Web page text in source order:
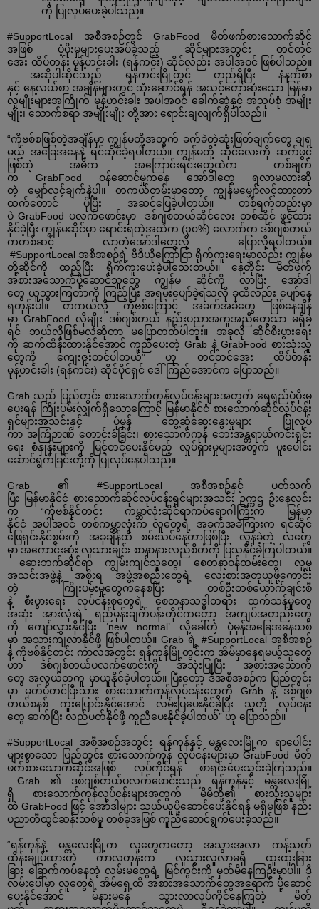
ကို ပြုလုပ်ပေးခဲ့ပါသည်။
#SupportLocal အစီအစဉ်တွင် GrabFoodမိတ်ဖက်စားသောက်ဆိုင်
အဖြစ်
ပံ့ပိုးမှုများပေးအပ်ခဲ့သည့် ဆိုင်များအတွင်း
တင်တင်
အေး ထိပ်တန်း မုန့်ဟင်းခါး (ရန်ကင်း) ဆိုင်လည်း အပါအဝင် ဖြစ်ပါသည်။
အဆိုပါဆိုင်သည်
ရန်ကင်းမြို့တွင် တည်ရှိပြီး
နံနက်စာ
နှင့် နေ့လယ်စာ အချိန်များတွင် သုံးဆောင်ရန် အသင့်တော်ဆုံးသော မြန်မာ
လူမျိုးများအကြိုက် မုန့်ဟင်းခါး အပါအဝင် ခေါက်ဆွဲနှင့် အသုပ်စုံ အမျိုး
မျိုး၊ သောက်စရာ အမျိုးမျိုး တို့အား ရောင်းချလျက်ရှိပါသည်။
“ကိုဗစ်စဖြစ်တဲ့အချိန်မှာ ကျွန်မတို့အတွက် ခက်ခဲတဲ့ဆုံးဖြတ်ချက်တွေ ချရ
မယ့်
အခြေအနေနဲ့ ရင်ဆိုင်ခဲ့ရပါတယ်။ ကျွန်မတို့ ဆိုင်လေးကို
ဆက်ဖွင့်
ဖြစ်တဲ့
အဓိက အကြောင်းရင်းတွေထဲက
တစ်ချက်
က GrabFood ဝန်ဆောင်မှုကနေ အော်ဒါတွေ
ရလာမလားဆို
တဲ့
မျှော်လင့်ချက်နဲ့ပါ။ တကယ်တမ်းမှာတော့
ကျွန်မမျှော်လင့်ထားတာ
ထက်တောင်
ပိုပြီး အဆင်ပြေခဲ့ပါတယ်။
တစ်ရက်တည်းမှာ
ပဲ GrabFood ပလက်ဖောင်းမှာ ဒစ်ဂျစ်တယ်ဆိုင်လေး တစ်ဆိုင် ဖွင့်ထား
နိုင်ခဲ့ပြီး ကျွန်မဆိုင်မှာ ရောင်းရတဲ့အထဲက (၃၀%) လောက်က ဒစ်ဂျစ်တယ်
ကတစ်ဆင့်
လာတဲ့အော်ဒါတွေလို့
ပြောလို့ရပါတယ်။
#SupportLocal အစီအစဉ်ရဲ့ ဗီဒီယိုကြော်ငြာ ရိုက်ကူးရေးမှာလည်း ကျွန်မ
တို့ဆိုင်ကို
ထည့်ပြီး ရိုက်ကူးပေးခဲ့ပါသေးတယ်။ နေ့တိုင်း
မိတ်ဖက်
အစားအသောက်ပို့ဆောင်သူတွေ
ကျွန်မ ဆိုင်ကို လာပြီး
အော်ဒါ
တွေ ယူသွားကြတာကို ကြည့်ပြီး အရမ်းပျော်ခဲ့ရသလို ခုထိလည်း ပျော်နေ
ရတုန်းပါ။
တကယ်လို့ ကိုဗစ်ကြောင့် အခက်အခဲတွေ
ဖြစ်နေချိန်
မှာ GrabFoodလိုမျိုး ဒစ်ဂျစ်တယ် နည်းပညာအကူအညီတွေသာ မရှိခဲ့
ရင်
ဘယ်လိုဖြစ်မလဲဆိုတာ မပြောတတ်ပါဘူး။ အခုလို
ဆိုင်စီးပွားရေး
ကို ဆက်ထိန်းထားနိုင်အောင် ကူညီပေးတဲ့ Grab နဲ့GrabFood စားသုံးသူ
တွေကို
ကျေးဇူးတင်ပါတယ်” ဟု တင်တင်အေး
ထိပ်တန်း
မုန့်ဟင်းခါး (ရန်ကင်း) ဆိုင်ပိုင်ရှင် ဒေါ်ကြည်အောင်က ပြောသည်။
Grab သည် ပြည်တွင်း စားသောက်ကုန်လုပ်ငန်းများအတွက် ရေရှည်ပံ့ပိုးမှု
ပေးရန် ကြိုးပမ်းလျှက်ရှိသောကြောင့် မြန်မာနိုင်ငံ စားသောက်ဆိုင်လုပ်ငန်း
ရှင်များအသင်းနှင့်
ပုံမှန် တွေ့ဆုံဆွေးနွေးမှုများ
ပြုလုပ်
ကာ အကြံဉာဏ် တောင်းခံခြင်း၊ စားသောက်ကုန် ဘေးအန္တရာယ်ကင်းရှင်း
ရေး
စံနှုန်းများကို မြှင့်တင်ပေးနိုင်မည့် လှုပ်ရှားမှုများအတွက်
ပူးပေါင်း
ဆောင်ရွက်ခြင်းတို့ကို ပြုလုပ်နေပါသည်။
Grab ၏ #SupportLocal အစီအစဉ်နှင့်
ပတ်သက်
ပြီး
မြန်မာနိုင်ငံ စားသောက်ဆိုင်လုပ်ငန်းရှင်များအသင်း ဥက္ကဌ ဦးနေလင်း
က “ကိုဗစ်နိုင်တင်း ကမ္ဘာလုံးဆိုင်ရာကပ်ရောဂါကြီးက
မြန်မာ
နိုင်ငံ
အပါအဝင် တစ်ကမ္ဘာလုံးက လူတွေရဲ့ အခက်အခဲကြားက ရင်ဆိုင်
ဖြေရှင်းနိုင်စွမ်းကို
အခုချိန်ထိ စမ်းသပ်နေတာဖြစ်ပြီး လွန်ခဲ့တဲ့
လတွေ
မှာ အကောင်းဆုံး လူသားချင်း စာနာနားလည်စိတ်ကို ပြသနိုင်ခဲ့ကြပါတယ်။
ဆေးဘက်ဆိုင်ရာ
ကျွမ်းကျင်သူတွေ၊ စေတနာ့ဝန်ထမ်းတွေ၊
လူမှု
အသင်းအဖွဲ့နဲ့
အစိုးရ အဖွဲ့အစည်းတွေရဲ့
လေးစားအတုယူဖို့ကောင်း
တဲ့
ကြိုးပမ်းမှုတွေကနေစပြီး
တစ်ဦးတစ်ယောက်ချင်းစီ
နဲ့
စီးပွားရေး လုပ်ငန်းစုတွေရဲ့ စေတနာသဒ္ဓါတရား
ထက်သန်မှုတွေ
အဆုံး
အားလုံးရဲ့ ရည်မှန်းချက်ပန်းတိုင်ကတော့
အကျပ်အတည်းတွေ
ကို
ကျော်လွှားနိုင်ပြီး ‘new normal’ လို့ခေါ်တဲ့
ပုံမှန်အခြေအနေသစ်
မှာ အသားကျလာနိုင်ဖို့ ဖြစ်ပါတယ်။ Grab ရဲ့ #SupportLocal အစီအစဉ်
နဲ့ ကိုဗစ်နိုင်တင်း ကာလအတွင်း ရန်ကုန်မြို့တွင်းက အိမ်မှာနေရမယ့်သူတွေ
ဟာ
ဒစ်ဂျစ်တယ်ပလက်ဖောင်းကို အသုံးပြုပြီး
အစားအသောက်
တွေ အလွယ်တကူ မှာယူနိုင်ခဲ့ပါတယ်။ ပြီးတော့ ဒီအစီအစဉ်က ပြည်တွင်း
မှာ
မှတ်ပုံတင်ပြီးသား စားသောက်ကုန်လုပ်ငန်းတွေကို Grab နဲ့
ဒစ်ဂျစ်
တယ်စနစ်
ကူးပြောင်းနိုင်အောင် လမ်းပြပေးနိုင်ခဲ့ပြီး သူတို့
လုပ်ငန်း
တွေ ဆက်ပြီး လည်ပတ်နိုင်ဖို့ ကူညီပေးနိုင်ခဲ့ပါတယ်” ဟု ပြောသည်။
#SupportLocal အစီအစဉ်အတွင်း ရန်ကုန်နှင့် မန္တလေးမြို့က
ရာပေါင်း
များစွာသော
ပြည်တွင်း စားသောက်ကုန် လုပ်ငန်းများမှာGrabFoodမိတ်
ဖက်စားသောက်ဆိုင်အဖြစ်
လုပ်ကိုင်ရန်
စာရင်းပေးသွင်းခဲ့ကြသည်။
Grab ၏ ဒစ်ဂျစ်တယ်ပလက်ဖောင်းသည် ရန်ကုန်နှင့်
မန္တလေးမြို့
ရှိ
စားသောက်ကုန်လုပ်ငန်းများအတွက် မိမိတို့၏
စားသုံးသူများ
ထံ GrabFood ဖြင့် အော်ဒါများ သယ်ယူပို့ဆောင်ပေးနိုင်ရန် မရှိမဖြစ် နည်း
ပညာတီထွင်ဆန်းသစ်မှု တစ်ခုအဖြစ် ကူညီဆောင်ရွက်ပေးခဲ့သည်။
“ရန်ကုန်နဲ့ မန္တလေးမြို့က လူတွေကတော့ အသွားအလာ
ကန့်သတ်
ထိန်းချုပ်ထားတဲ့
ကာလတုန်းက လူသွားလူလာမရှိ
ထူးထူးခြား
ခြား ခြောက်ကပ်နေတဲ့ လမ်းမတွေရဲ့ မြင်ကွင်းကို မှတ်မိနေကြဦးမှာပါ။ ဒီ
လမ်းပေါ်မှာ လူတွေရဲ့ အိမ်ရှေ့ထိ အစားအသောက်တွေအရောက် ပို့ဆောင်
ပေးနိုင်အောင်
မနားမနေ သွားလာလုပ်ကိုင်နေကြတဲ့
မိတ်